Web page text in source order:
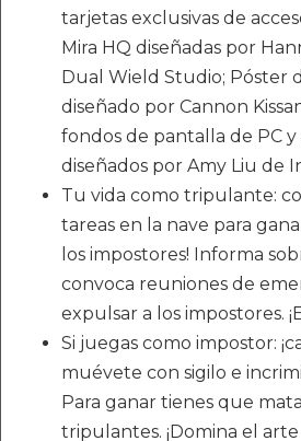
tarjetas exclusivas de
Mira HQ diseñadas por
Dual Wield Studio; Póster
diseñado por Cannon
fondos de pantalla de PC
diseñados por Amy Liu de
Tu vida como tripulante:
tareas en la nave para
los impostores! Informa
convoca reuniones de
expulsar a los impostores.
Si juegas como impostor:
muévete con sigilo e
Para ganar tienes que
tripulantes. ¡Domina el